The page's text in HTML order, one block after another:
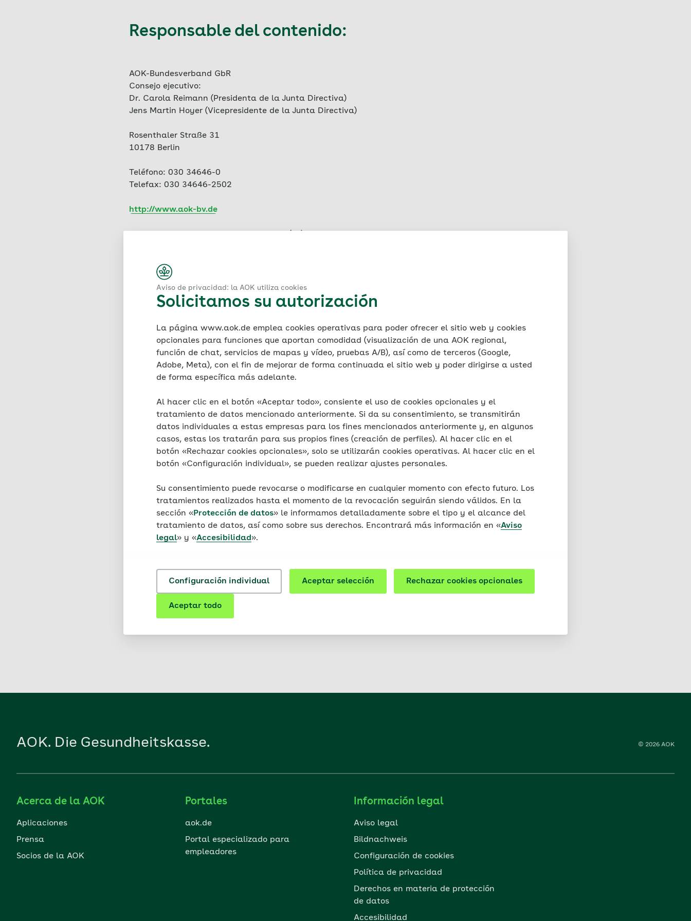
Aviso de privacidad: la AOK utiliza cookies
Solicitamos su autorización
La página www.aok.de emplea cookies operativas para poder ofrecer el sitio web y cookies
opcionales para funciones que aportan comodidad (visualización de una AOK regional,
función de chat, servicios de mapas y vídeo, pruebas A/B), así como de terceros (Google,
Adobe, Meta), con el fin de mejorar de forma continuada el sitio web y poder dirigirse a usted
de forma específica más adelante.
Al hacer clic en el botón «Aceptar todo», consiente el uso de cookies opcionales y el
tratamiento de datos mencionado anteriormente. Si da su consentimiento, se transmitirán
datos individuales a estas empresas para los fines mencionados anteriormente y, en algunos
casos, estas los tratarán para sus propios fines (creación de perfiles). Al hacer clic en el
botón «Rechazar cookies opcionales», solo se utilizarán cookies operativas. Al hacer clic en el
botón «Configuración individual», se pueden realizar ajustes personales.
Su consentimiento puede revocarse o modificarse en cualquier momento con efecto futuro. Los
tratamientos realizados hasta el momento de la revocación seguirán siendo válidos. En la
sección «Protección de datos» le informamos detalladamente sobre el tipo y el alcance del
tratamiento de datos, así como sobre sus derechos. Encontrará más información en «Aviso
legal» y «Accesibilidad ».
Configuración individual Aceptar selección Rechazar cookies opcionales
Aceptar todo
Responsable del contenido:
AOK-Bundesverband GbR
Consejo ejecutivo:
Dr. Carola Reimann (Presidenta de la Junta Directiva)
Jens Martin Hoyer (Vicepresidente de la Junta Directiva)
Rosenthaler Straße 31
10178 Berlin
Teléfono: 030 34646-0
Telefax: 030 34646-2502
http://www.aok-bv.de
AOK Baden-Württemberg
AOK Bayern – Die Gesundheitskasse
AOK Bremen/Bremerhaven
AOK – Die Gesundheitskasse in Hessen
AOK Nordost – Die Gesundheitskasse
AOK NordWest – Die Gesundheitskasse
AOK Rheinland/Hamburg – Die Gesundheitskasse
AOK Rheinland-Pfalz/Saarland – Die Gesundheitskasse
AOK PLUS – Die Gesundheitskasse für Sachsen und Thüringen
Autoridad competente de AOK-Bundesverband:
Senatsverwaltung für Wissenschaft, Gesundheit und Pflege
Oranienstraße 106
10969 Berlin
Información según el artículo 36 de la VSBG (ley de procedimientos alternativos de resolución de
conflictos): no participamos un de procedimiento alternativo de resolución de conflictos ante un órgano de
arbitraje.
Según el art. 13 SGB I (código social alemán), los organismos de seguridad social tienen la obligación de
inclusive todas sus partes. Cualquier explotación fuera de los límites estrictos de la ley sobre la propiedad
intelectual sin el permiso de la editorial será inadmisible y punible. Esto será especialmente aplicable a
las reproducciones, traducciones, los microfilmados y el almacenamiento y procesamiento en sistemas
electrónicos.
AOK. Die Gesundheitskasse. © 2026 AOK
Acerca de la AOK
Aplicaciones
Prensa
Socios de la AOK
Portales
aok.de
Portal especializado para
empleadores
Información legal
Aviso legal
Bildnachweis
Configuración de cookies
Política de privacidad
Derechos en materia de protección
de datos
Accesibilidad